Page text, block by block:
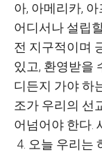
아, 아메리카,
어디서나 설립
전 지구적이며
있고, 환영받을
디든지 가야 하
조가 우리의 선
어넘어야 한다.
4. 오늘 우리는